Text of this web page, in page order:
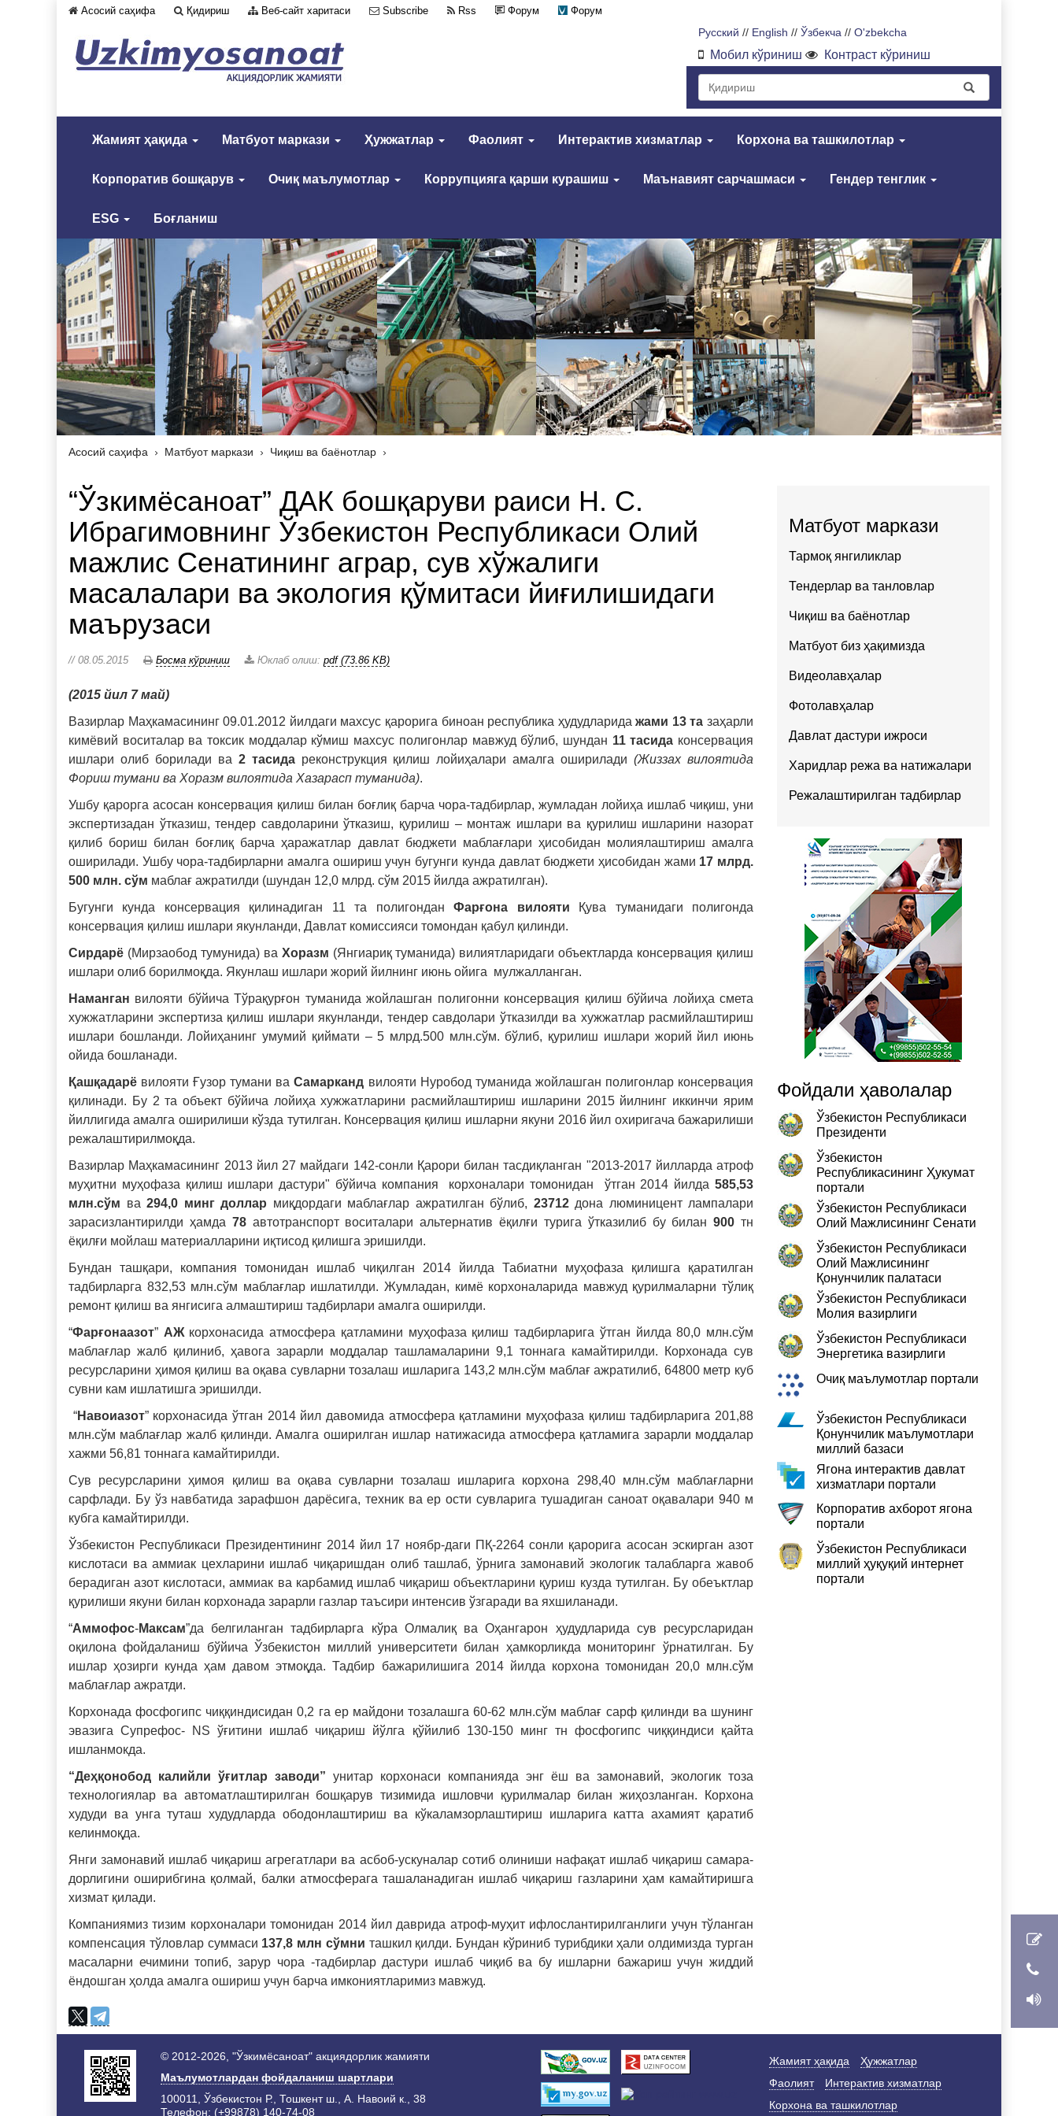
Асосий саҳифа Қидириш Веб-сайт харитаси Subscribe Rss Форум
Форум
Русский // English // Ўзбекча // O'zbekcha
Мобил кўриниш Контраст кўриниш
Жамият ҳақида Матбуот маркази Ҳужжатлар Фаолият Интерактив хизматлар Корхона ва ташкилотлар
Корпоратив бошқарув Очиқ маълумотлар Коррупцияга қарши курашиш Маънавият сарчашмаси Гендер тенглик
ESG Боғланиш
Асосий саҳифа Матбуот маркази Чиқиш ва баёнотлар
“Ўзкимёсаноат” ДАК бошқаруви раиси Н. С.
Ибрагимовнинг Ўзбекистон Республикаси Олий
мажлис Сенатининг аграр, сув хўжалиги
масалалари ва экология қўмитаси йиғилишидаги
маърузаси
// 08.05.2015 Босма кўриниш Юклаб олиш: pdf (73.86 KB)
(2015 йил 7 май)
Вазирлар Маҳкамасининг 09.01.2012 йилдаги махсус қарорига биноан республика ҳудудларидажами 13 та заҳарли
кимёвий воситалар ва токсик моддалар кўмиш махсус полигонлар мавжуд бўлиб, шундан 11 тасида консервация
ишлари олиб борилади ва 2 тасидареконструкция қилиш лойиҳалари амалга оширилади(Жиззах вилоятида
Фориш тумани ва Хоразм вилоятида Хазарасп туманида).
Ушбу қарорга асосан консервация қилиш билан боғлиқ барча чора-тадбирлар, жумладан лойиҳа ишлаб чиқиш, уни
экспертизадан ўтказиш, тендер савдоларини ўтказиш, қурилиш – монтаж ишлари ва қурилиш ишларини назорат
қилиб бориш билан боғлиқ барча ҳаражатлар давлат бюджети маблағлари ҳисобидан молиялаштириш амалга
оширилади. Ушбу чора-тадбирларни амалга ошириш учун бугунги кунда давлат бюджети ҳисобидан жами 17 млрд.
500 млн. сўм маблағ ажратилди (шундан 12,0 млрд. сўм 2015 йилда ажратилган).
Бугунги кунда консервация қилинадиган 11 та полигондан Фарғона вилояти Қува туманидаги полигонда
консервация қилиш ишлари якунланди, Давлат комиссияси томондан қабул қилинди.
Сирдарё (Мирзаобод тумунида) ва Хоразм (Янгиариқ туманида) вилиятларидаги объектларда консервация қилиш
ишлари олиб борилмоқда. Якунлаш ишлари жорий йилнинг июнь ойига мулжалланган.
Наманган вилояти бўйича Тўрақурғон туманида жойлашган полигонни консервация қилиш бўйича лойиҳа смета
хужжатларини экспертиза қилиш ишлари якунланди, тендер савдолари ўтказилди ва хужжатлар расмийлаштириш
ишлари бошланди. Лойиҳанинг умумий қиймати – 5 млрд.500 млн.сўм. бўлиб, қурилиш ишлари жорий йил июнь
ойида бошланади.
Қашқадарё вилояти Ғузор тумани ва Самарканд вилояти Нуробод туманида жойлашган полигонлар консервация
қилинади. Бу 2 та объект бўйича лойиҳа хужжатларини расмийлаштириш ишларини 2015 йилнинг иккинчи ярим
йиллигида амалга оширилиши кўзда тутилган. Консервация қилиш ишларни якуни 2016 йил охиригача бажарилиши
режалаштирилмоқда.
Вазирлар Маҳкамасининг 2013 йил 27 майдаги 142-сонли Қарори билан тасдиқланган "2013-2017 йилларда атроф
муҳитни муҳофаза қилиш ишлари дастури" бўйича компания корхоналари томонидан ўтган 2014 йилда 585,53
млн.сўм ва 294,0 минг доллар миқдордаги маблағлар ажратилган бўлиб, 23712дона люминицент лампалари
зарасизлантирилди ҳамда 78автотранспорт воситалари альтернатив ёқилғи турига ўтказилиб бу билан900 тн
ёқилғи мойлаш материалларини иқтисод қилишга эришилди.
Бундан ташқари, компания томонидан ишлаб чиқилган 2014 йилда Табиатни муҳофаза қилишга қаратилган
тадбирларга 832,53 млн.сўм маблағлар ишлатилди. Жумладан, кимё корхоналарида мавжуд қурилмаларни тўлиқ
ремонт қилиш ва янгисига алмаштириш тадбирлари амалга оширилди.
“Фарғонаазот” АЖкорхонасида атмосфера қатламини муҳофаза қилиш тадбирларига ўтган йилда 80,0 млн.сўм
маблағлар жалб қилиниб, ҳавога зарарли моддалар ташламаларини 9,1 тоннага камайтирилди. Корхонада сув
ресурсларини ҳимоя қилиш ва оқава сувларни тозалаш ишларига 143,2 млн.сўм маблағ ажратилиб, 64800 метр куб
сувни кам ишлатишга эришилди.
“Навоиазот” корхонасида ўтган 2014 йил давомида атмосфера қатламини муҳофаза қилиш тадбирларига 201,88
млн.сўм маблағлар жалб қилинди. Амалга оширилган ишлар натижасида атмосфера қатламига зарарли моддалар
хажми 56,81 тоннага камайтирилди.
Сув ресурсларини ҳимоя қилиш ва оқава сувларни тозалаш ишларига корхона 298,40 млн.сўм маблағларни
сарфлади. Бу ўз навбатида зарафшон дарёсига, техник ва ер ости сувларига тушадиган саноат оқавалари 940 м
кубга камайтирилди.
Ўзбекистон Республикаси Президентининг 2014 йил 17 ноябр-даги ПҚ-2264 сонли қарорига асосан эскирган азот
кислотаси ва аммиак цехларини ишлаб чиқаришдан олиб ташлаб, ўрнига замонавий экологик талабларга жавоб
берадиган азот кислотаси, аммиак ва карбамид ишлаб чиқариш объектларини қуриш кузда тутилган. Бу обеъктлар
қурилиши якуни билан корхонада зарарли газлар таъсири интенсив ўзгаради ва яхшиланади.
“Аммофос-Максам”да белгиланган тадбирларга кўра Олмалиқ ва Оҳангарон ҳудудларида сув ресурсларидан
оқилона фойдаланиш бўйича Ўзбекистон миллий университети билан ҳамкорликда мониторинг ўрнатилган. Бу
ишлар ҳозирги кунда ҳам давом этмоқда. Тадбир бажарилишига 2014 йилда корхона томонидан 20,0 млн.сўм
маблағлар ажратди.
Корхонада фосфогипс чиққиндисидан 0,2 га ер майдони тозалашга 60-62 млн.сўм маблағ сарф қилинди ва шунинг
эвазига Супрефос- NS ўғитини ишлаб чиқариш йўлга қўйилиб 130-150 минг тн фосфогипс чиққиндиси қайта
ишланмокда.
“Деҳқонобод калийли ўғитлар заводи” унитар корхонаси компанияда энг ёш ва замонавий, экологик тоза
технологиялар ва автоматлаштирилган бошқарув тизимида ишловчи қурилмалар билан жиҳозланган. Корхона
худуди ва унга туташ худудларда ободонлаштириш ва кўкаламзорлаштириш ишларига катта ахамият қаратиб
келинмоқда.
Янги замонавий ишлаб чиқариш агрегатлари ва асбоб-ускуналар сотиб олиниши нафақат ишлаб чиқариш самара-
дорлигини оширибгина қолмай, балки атмосферага ташаланадиган ишлаб чиқариш газларини ҳам камайтиришга
хизмат қилади.
Компаниямиз тизим корхоналари томонидан 2014 йил даврида атроф-муҳит ифлослантирилганлиги учун тўланган
компенсация тўловлар суммаси 137,8 млн сўмни ташкил қилди. Бундан кўриниб турибдики ҳали олдимизда турган
масаларни ечимини топиб, зарур чора -тадбирлар дастури ишлаб чиқиб ва бу ишларни бажариш учун жиддий
ёндошган ҳолда амалга ошириш учун барча имкониятларимиз мавжуд.
Матбуот маркази
Тармоқ янгиликлар
Тендерлар ва танловлар
Чиқиш ва баёнотлар
Матбуот биз ҳақимизда
Видеолавҳалар
Фотолавҳалар
Давлат дастури ижроси
Харидлар режа ва натижалари
Режалаштирилган тадбирлар
Фойдали ҳаволалар
Ўзбекистон Республикаси
Президенти
Ўзбекистон
Республикасининг Ҳукумат
портали
Ўзбекистон Республикаси
Олий Мажлисининг Сенати
Ўзбекистон Республикаси
Олий Мажлисининг
Қонунчилик палатаси
Ўзбекистон Республикаси
Молия вазирлиги
Ўзбекистон Республикаси
Энергетика вазирлиги
Очиқ маълумотлар портали
Ўзбекистон Республикаси
Қонунчилик маълумотлари
миллий базаси
Ягона интерактив давлат
хизматлари портали
Корпоратив ахборот ягона
портали
Ўзбекистон Республикаси
миллий ҳуқуқий интернет
портали
© 2012-2026, "Ўзкимёсаноат" акциядорлик жамияти
Маълумотлардан фойдаланиш шартлари
100011, Ўзбекистон Р., Тошкент ш., А. Навоий к., 38
Телефон: (+99878) 140-74-08
Жамият ҳақида
Ҳужжатлар
Фаолият
Интерактив хизматлар
Корхона ва ташкилотлар